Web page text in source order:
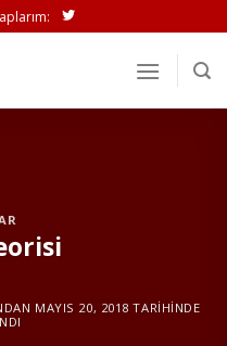
MAYIS 20, 2018 TARIHINDE